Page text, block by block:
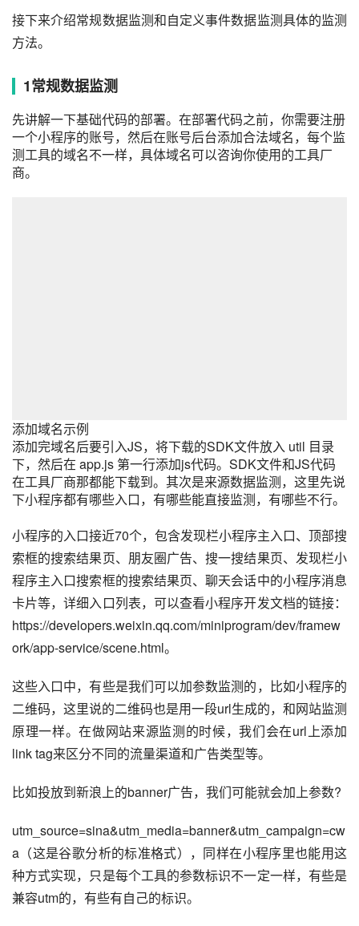
接下来介绍常规数据监测和自定义事件数据监测具体的监测
方法。
1常规数据监测
先讲解一下基础代码的部署。在部署代码之前，你需要注册
一个小程序的账号，然后在账号后台添加合法域名，每个监
测工具的域名不一样，具体域名可以咨询你使用的工具厂
商。
添加域名示例
添加完域名后要引入JS，将下载的SDK文件放入 util 目录
下，然后在 app.js 第一行添加js代码。SDK文件和JS代码
在工具厂商那都能下载到。其次是来源数据监测，这里先说
下小程序都有哪些入口，有哪些能直接监测，有哪些不行。
小程序的入口接近70个，包含发现栏小程序主入口、顶部搜
索框的搜索结果页、 朋友圈广告、搜一搜结果页、发现栏小
程序主入口搜索框的搜索结果页、聊天会话中的小程序消息
卡片等，详细入口列表，可以查看小程序开发文档的链接：
https://developers.weixin.qq.com/miniprogram/dev/framew
ork/app-service/scene.html。
这些入口中，有些是我们可以加参数监测的，比如小程序的
二维码，这里说的二维码也是用一段url生成的，和网站监测
原理一样。在做网站来源监测的时候，我们会在url上添加
link tag来区分不同的流量渠道和广告类型等。
比如投放到新浪上的banner广告，我们可能就会加上参数?
utm_source=sina&utm_media=banner&utm_campaign=cw
a（这是谷歌分析的标准格式），同样在小程序里也能用这
种方式实现，只是每个工具的参数标识不一定一样，有些是
兼容utm的，有些有自己的标识。